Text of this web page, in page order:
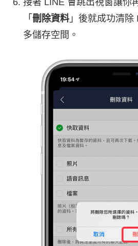
「 刪除資料」後就成功清除
多儲存空間。